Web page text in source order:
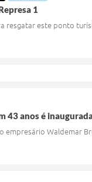
1
resgatar este ponto
43 anos é
empresário Waldemar